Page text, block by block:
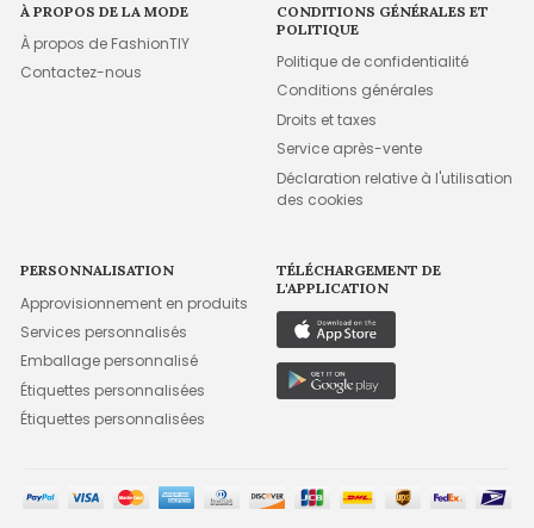
À PROPOS DE LA MODE
À propos de FashionTIY
Contactez-nous
CONDITIONS GÉNÉRALES ET
POLITIQUE
Politique de confidentialité
Conditions générales
Droits et taxes
Service après-vente
Déclaration relative à l'utilisation
des cookies
PERSONNALISATION
Approvisionnement en produits
Services personnalisés
Emballage personnalisé
Étiquettes personnalisées
Étiquettes personnalisées
TÉLÉCHARGEMENT DE
L'APPLICATION